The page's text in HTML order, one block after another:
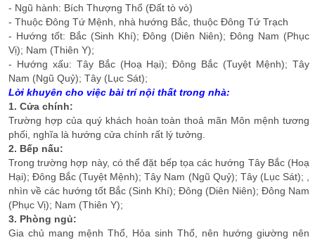
- Ngũ hành: Bích Thượng Thổ (Đất tò vò)
- Thuộc Đông Tứ Mệnh, nhà hướng Bắc, thuộc Đông Tứ Trạch
- Hướng tốt: Bắc (Sinh Khí); Đông (Diên Niên); Đông Nam (Phục
Vị); Nam (Thiên Y);
- Hướng xấu: Tây Bắc (Hoạ Hại); Đông Bắc (Tuyệt Mệnh); Tây
Nam (Ngũ Quỷ); Tây (Lục Sát);
Lời khuyên cho việc bài trí nội thất trong nhà:
1. Cửa chính:
Trường hợp của quý khách hoàn toàn thoả mãn Môn mệnh tương
phối, nghĩa là hướng cửa chính rất lý tưởng.
2. Bếp nấu:
Trong trường hợp này, có thể đặt bếp tọa các hướng Tây Bắc (Hoạ
Hại); Đông Bắc (Tuyệt Mệnh); Tây Nam (Ngũ Quỷ); Tây (Lục Sát); ,
nhìn về các hướng tốt Bắc (Sinh Khí); Đông (Diên Niên); Đông Nam
(Phục Vị); Nam (Thiên Y);
3. Phòng ngủ:
Gia chủ mang mệnh Thổ, Hỏa sinh Thổ, nên hướng giường nên